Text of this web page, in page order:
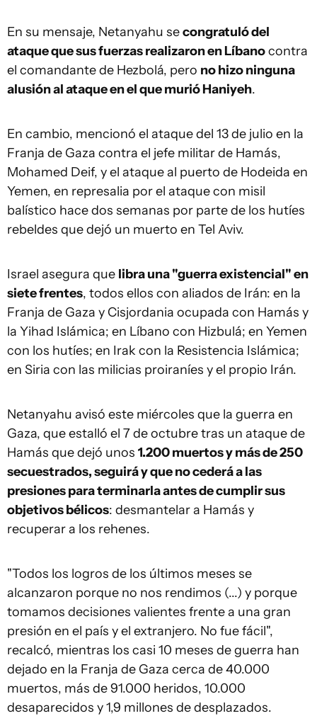
En su mensaje, Netanyahu secongratuló del
ataque que sus fuerzas realizaron en Líbanocontra
el comandante de Hezbolá, pero no hizo ninguna
alusión al ataque en el que murió Haniyeh.
En cambio, mencionó el ataque del 13 de julio en la
Franja de Gaza contra el jefe militar de Hamás,
Mohamed Deif, y el ataque al puerto de Hodeida en
Yemen, en represalia por el ataque con misil
balístico hace dos semanas por parte de los hutíes
rebeldes que dejó un muerto en Tel Aviv.
Israel asegura que libra una "guerra existencial" en
siete frentes, todos ellos con aliados de Irán: en la
Franja de Gaza y Cisjordania ocupada con Hamás y
la Yihad Islámica; en Líbano con Hizbulá; en Yemen
con los hutíes; en Irak con la Resistencia Islámica;
en Siria con las milicias proiraníes y el propio Irán.
Netanyahu avisó este miércoles que la guerra en
Gaza, que estalló el 7 de octubre tras un ataque de
Hamás que dejó unos 1.200 muertos y más de 250
secuestrados, seguirá y que no cederá a las
presiones para terminarla antes de cumplir sus
objetivos bélicos: desmantelar a Hamás y
recuperar a los rehenes.
"Todos los logros de los últimos meses se
alcanzaron porque no nos rendimos (...) y porque
tomamos decisiones valientes frente a una gran
presión en el país y el extranjero. No fue fácil",
recalcó, mientras los casi 10 meses de guerra han
dejado en la Franja de Gaza cerca de 40.000
muertos, más de 91.000 heridos, 10.000
desaparecidos y 1,9 millones de desplazados.